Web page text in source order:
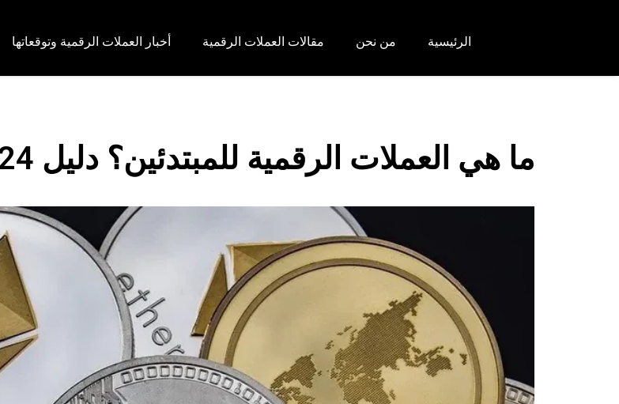
الرئيسية من نحن مقالات العملات الرقمية أخبار العملات الرقمية وتوقعاتها
ما هي العملات الرقمية للمبتدئين؟ دليل 2024